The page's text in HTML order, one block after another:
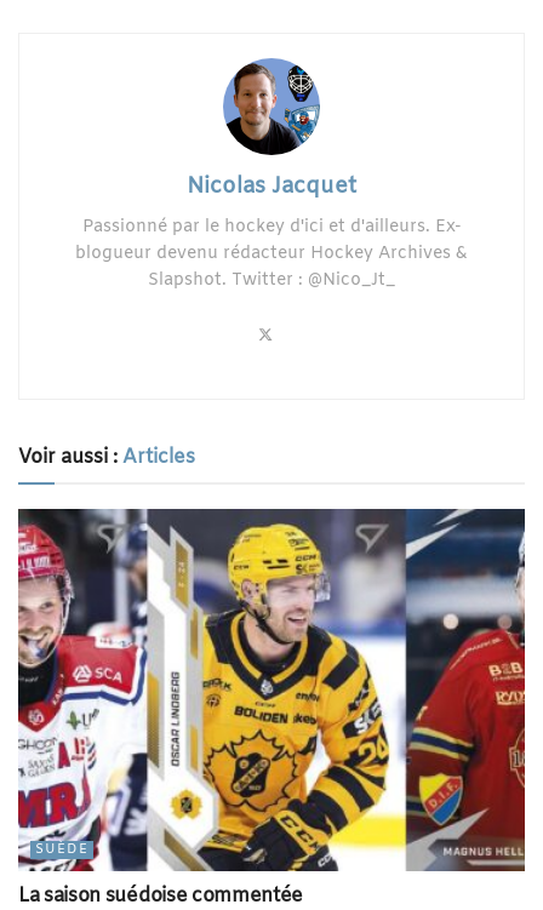
Nicolas Jacquet
Passionné par le hockey d'ici et d'ailleurs. Ex-
blogueur devenu rédacteur Hockey Archives &
Slapshot. Twitter : @Nico_Jt_
Voir aussi :Articles
SUÈDE
La saison suédoise commentée